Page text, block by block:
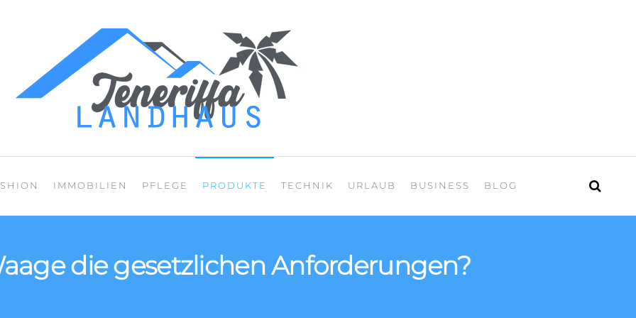
IMMOBILIEN PFLEGE PRODUKTE TECHNIK URLAUB BUSINESS BLOG
die gesetzlichen Anforderungen?